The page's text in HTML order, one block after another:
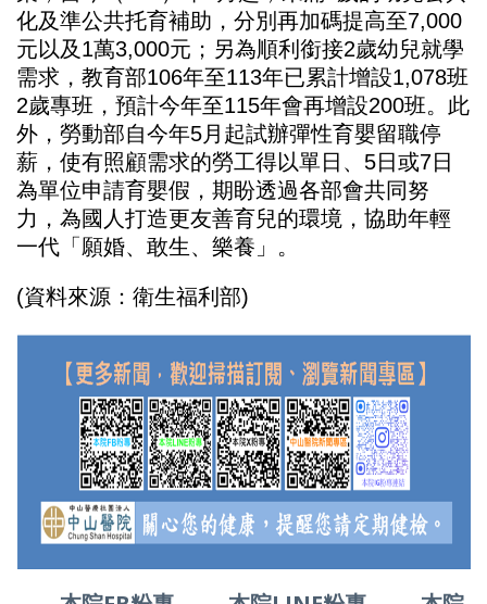
化及準公共托育補助，分別再加碼提高至7,000
元以及 1萬3,000元；另為順利銜接2歲幼兒就學
需求，教育部106年至113年已累計增設1,078班
2歲專班，預計今年至115年會再增設200班。此
外，勞動部自今年5月起試辦彈性育嬰留職停
薪，使有照顧需求的勞工得以單日、 5日或7日
為單位申請育嬰假，期盼透過各部會共同努
力，為國人打造更友善育兒的環境，協助年輕
一代「願婚、敢生、樂養」。
(資料來源：衛生福利部)